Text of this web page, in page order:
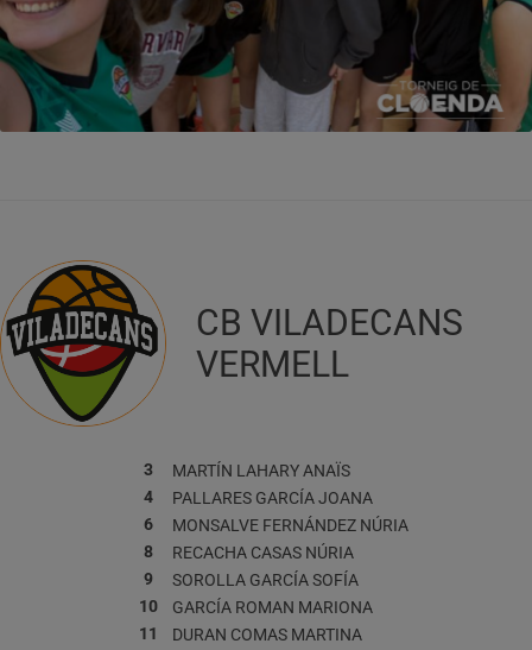
CB VILADECANS
VERMELL
3 MARTÍN LAHARY ANAÏS
4
PALLARES GARCÍA JOANA
6
MONSALVE FERNÁNDEZ NÚRIA
8
RECACHA CASAS NÚRIA
9
SOROLLA GARCÍA SOFÍA
10
GARCÍA ROMAN MARIONA
11
DURAN COMAS MARTINA